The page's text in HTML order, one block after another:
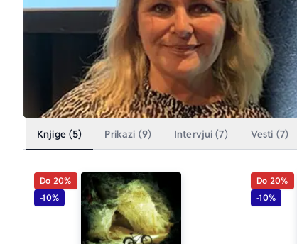
Knjige (5) Prikazi (9) Intervjui (7) Vesti (7)
Do 20%
-10%
Do 20%
-10%